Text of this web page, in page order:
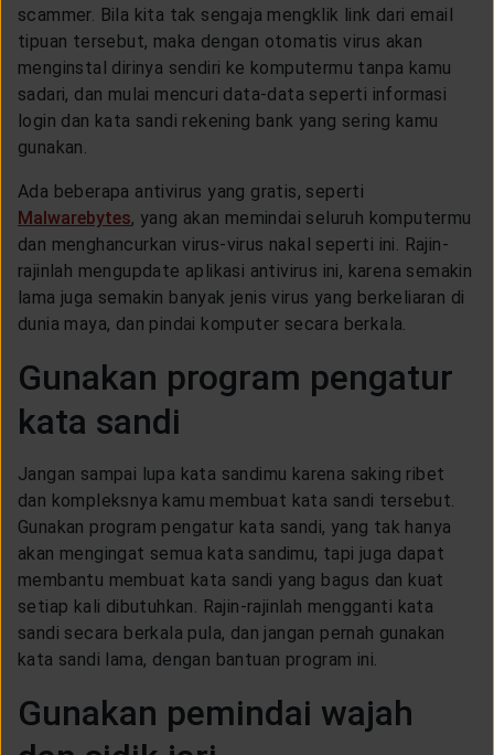
scammer. Bila kita tak sengaja mengklik link dari email
tipuan tersebut, maka dengan otomatis virus akan
menginstal dirinya sendiri ke komputermu tanpa kamu
sadari, dan mulai mencuri data-data seperti informasi
login dan kata sandi rekening bank yang sering kamu
gunakan.
Ada beberapa antivirus yang gratis, seperti
Malwarebytes, yang akan memindai seluruh komputermu
dan menghancurkan virus-virus nakal seperti ini. Rajin-
rajinlah mengupdate aplikasi antivirus ini, karena semakin
lama juga semakin banyak jenis virus yang berkeliaran di
dunia maya, dan pindai komputer secara berkala.
Gunakan program pengatur
kata sandi
Jangan sampai lupa kata sandimu karena saking ribet
dan kompleksnya kamu membuat kata sandi tersebut.
Gunakan program pengatur kata sandi, yang tak hanya
akan mengingat semua kata sandimu, tapi juga dapat
membantu membuat kata sandi yang bagus dan kuat
setiap kali dibutuhkan. Rajin-rajinlah mengganti kata
sandi secara berkala pula, dan jangan pernah gunakan
kata sandi lama, dengan bantuan program ini.
Gunakan pemindai wajah
TENTANG GENERALI
ACARA
KEAGENAN